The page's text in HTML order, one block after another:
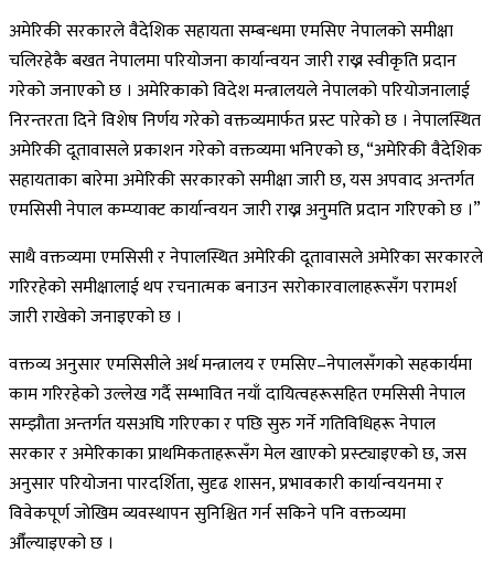
अमेरिकी सरकारले वैदेशिक सहायता सम्बन्धमा एमसिए नेपालको समीक्षा
चलिरहेकै बखत नेपालमा परियोजना कार्यान्वयन जारी राख्न स्वीकृति प्रदान
गरेको जनाएको छ । अमेरिकाको विदेश मन्त्रालयले नेपालको परियोजनालाई
निरन्तरता दिने विशेष निर्णय गरेको वक्तव्यमार्फत प्रस्ट पारेको छ । नेपालस्थित
अमेरिकी दूतावासले प्रकाशन गरेको वक्तव्यमा भनिएको छ, “अमेरिकी वैदेशिक
सहायताका बारेमा अमेरिकी सरकारको समीक्षा जारी छ, यस अपवाद अन्तर्गत
एमसिसी नेपाल कम्प्याक्ट कार्यान्वयन जारी राख्न अनुमति प्रदान गरिएको छ ।”
साथै वक्तव्यमा एमसिसी र नेपालस्थित अमेरिकी दूतावासले अमेरिका सरकारले
गरिरहेको समीक्षालाई थप रचनात्मक बनाउन सरोकारवालाहरूसँग परामर्श
जारी राखेको जनाइएको छ ।
वक्तव्य अनुसार एमसिसीले अर्थ मन्त्रालय र एमसिए–नेपालसँगको सहकार्यमा
काम गरिरहेको उल्लेख गर्दै सम्भावित नयाँ दायित्वहरूसहित एमसिसी नेपाल
सम्झौता अन्तर्गत यसअघि गरिएका र पछि सुरु गर्ने गतिविधिहरू नेपाल
सरकार र अमेरिकाका प्राथमिकताहरूसँग मेल खाएको प्रस्ट्याइएको छ, जस
अनुसार परियोजना पारदर्शिता, सुदृढ शासन, प्रभावकारी कार्यान्वयनमा र
विवेकपूर्ण जोखिम व्यवस्थापन सुनिश्चित गर्न सकिने पनि वक्तव्यमा
औँल्याइएको छ ।